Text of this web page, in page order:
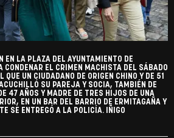
EN LA PLAZA DEL AYUNTAMIENTO DE
CONDENAR EL CRIMEN MACHISTA DEL SÁBADO
QUE UN CIUDADANO DE ORIGEN CHINO Y DE 51
SU PAREJA Y SOCIA, TAMBIÉN DE
47 AÑOS Y MADRE DE TRES HIJOS DE UNA
EN UN BAR DEL BARRIO DE ERMITAGAÑA Y
SE ENTREGÓ A LA POLICÍA. IÑIGO